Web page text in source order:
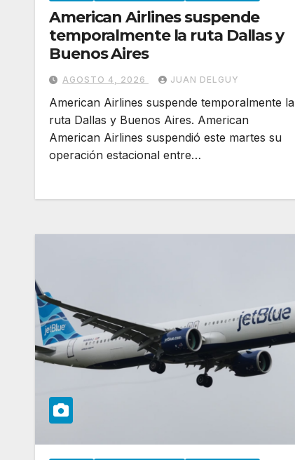
American Airlines suspende
temporalmente la ruta Dallas y
Buenos Aires
AGOSTO 4, 2026 JUAN DELGUY
American Airlines suspende temporalmente la
ruta Dallas y Buenos Aires. American
American Airlines suspendió este martes su
operación estacional entre…